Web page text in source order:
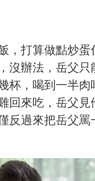
，打算做點炒
沒辦法，岳父
杯，喝到一半
回來吃，岳父
反過來把岳父